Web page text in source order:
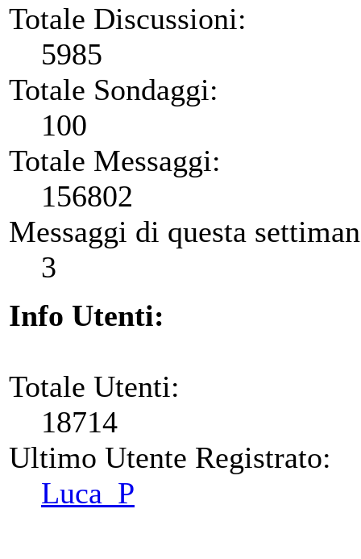
Totale Discussioni:
5985
Totale Sondaggi:
100
Totale Messaggi:
156802
Messaggi di questa
3
Info Utenti:
Totale Utenti:
18714
Ultimo Utente Registrato:
Luca_P